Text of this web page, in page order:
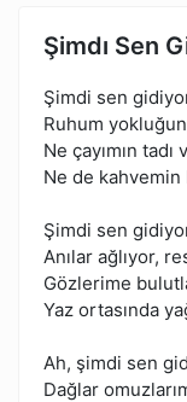
Şimdı Sen
Şimdi sen
Ruhum
Ne çayımın tadı
Ne de kahvemin
Şimdi sen
Anılar ağlıyor,
Gözlerime
Yaz ortasında
Ah, şimdi sen
Dağlar